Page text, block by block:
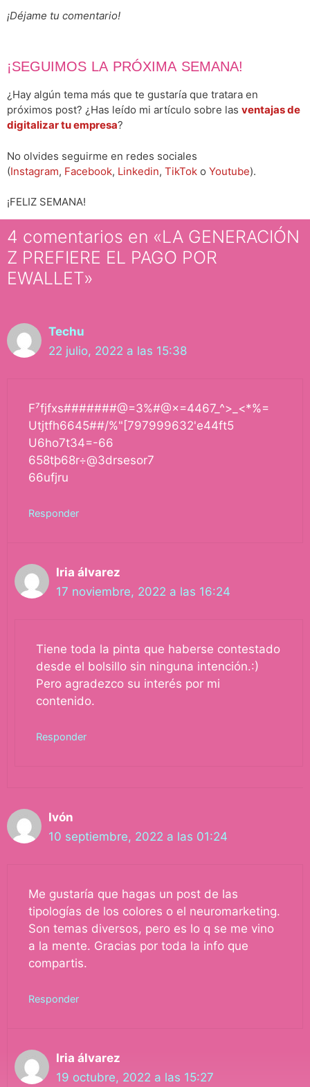
¡Déjame tu comentario!
¡SEGUIMOS LA PRÓXIMA SEMANA!
¿Hay algún tema más que te gustaría que tratara en
próximos post? ¿Has leído mi artículo sobre las ventajas de
digitalizar tu empresa?
No olvides seguirme en redes sociales
(Instagram, Facebook, Linkedin, TikTok o Youtube).
¡FELIZ SEMANA!
4 comentarios en «LA GENERACIÓN
Z PREFIERE EL PAGO POR
EWALLET»
Techu
22 julio, 2022 a las 15:38
F⁷fjfxs#######@=3%#@×=4467_^>_<*%=
Utjtfh6645##/%"[797999632'e44ft5
U6ho7t34=-66
658tþ68r÷@3drsesor7
66ufjru
Responder
Iria álvarez
17 noviembre, 2022 a las 16:24
Tiene toda la pinta que haberse contestado
desde el bolsillo sin ninguna intención.:)
Pero agradezco su interés por mi
contenido.
Responder
Ivón
10 septiembre, 2022 a las 01:24
Me gustaría que hagas un post de las
tipologías de los colores o el neuromarketing.
Son temas diversos, pero es lo q se me vino
a la mente. Gracias por toda la info que
compartis.
Responder
Iria álvarez
19 octubre, 2022 a las 15:27